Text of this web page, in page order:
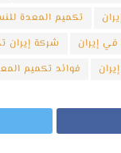
تكميم المعدة
إيران
شركة إيران
فوائد تكميم